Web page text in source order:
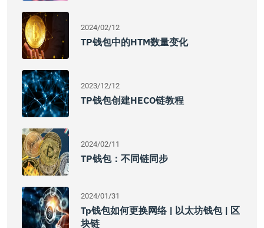
2024/02/12
TP钱包中的HTM数量变化
2023/12/12
TP钱包创建HECO链教程
2024/02/11
TP钱包：不同链同步
2024/01/31
Tp钱包如何更换网络 | 以太坊钱包 | 区
块链